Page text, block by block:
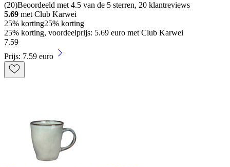
(20)Beoordeeld met 4.5 van de 5 sterren, 20 klantreviews
5.69 met Club Karwei
25% korting25% korting
25% korting, voordeelprijs: 5.69 euro met Club Karwei
7.59
Prijs: 7.59 euro